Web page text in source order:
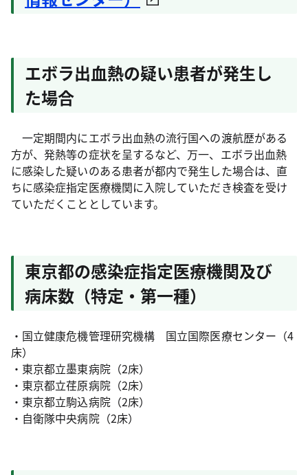
エボラ出血熱の疑い患者が発生し
た場合
一定期間内にエボラ出血熱の流行国への渡航歴がある
方が、発熱等の症状を呈するなど、万一、エボラ出血熱
に感染した疑いのある患者が都内で発生した場合は、直
ちに感染症指定医療機関に入院していただき検査を受け
ていただくこととしています。
東京都の感染症指定医療機関及び
病床数（特定・第一種）
・国立健康危機管理研究機構 国立国際医療センター（4
床）
・東京都立墨東病院（2床）
・東京都立荏原病院（2床）
・東京都立駒込病院（2床）
・自衛隊中央病院（2床）